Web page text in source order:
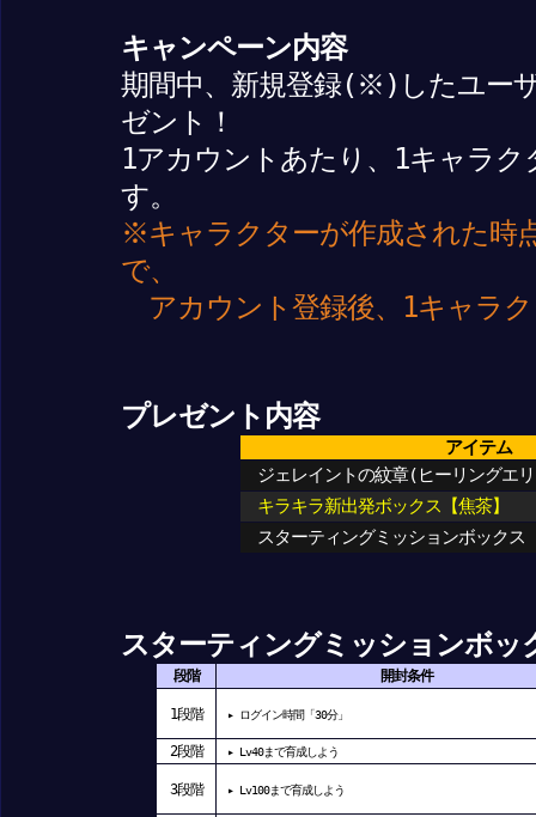
キャンペーン内容
期間中、新規登録(※)したユー
ゼント！
1アカウントあたり、1キャラ
す。
※キャラクターが作成された時
で、
アカウント登録後、1キャラ
プレゼント内容
アイテム
ジェレイントの紋章(ヒーリングエ
キラキラ新出発ボックス【焦茶】
スターティングミッションボックス
スターティングミッションボッ
段階 開封条件
1段階 ▸ ログイン時間「30分」
2段階 ▸ Lv40まで育成しよう
3段階 ▸ Lv100まで育成しよう